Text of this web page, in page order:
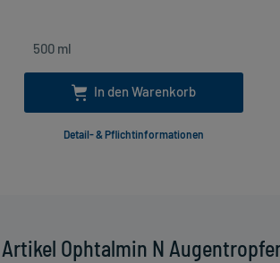
Ophtalmin N
In den Warenkorb
Detail- & Pflichtinformationen